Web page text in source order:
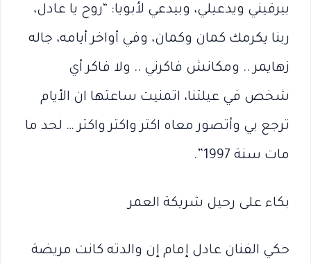
بيرقيني ويدعيلي، وبيدعي لأبويا: “روح يا عادل،
ربنا يكرمك كمان وكمان، وفي أواخر أيامه، جاله
زهايمر .. ومكانش فاكرني .. ولا فاكر أي
شخص في عيلتنا، اتمنيت ساعتها ان الأيام
ترجع بي وأتصور معاه اكتر واكتر واكتر … لحد ما
مات سنة 1997”.
بكاء على رحيل شريكة العمر
حكي الفنان عادل إمام إن والدته كانت مريضة